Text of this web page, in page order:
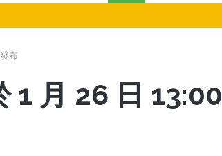
布
1 月 26 日 13:00